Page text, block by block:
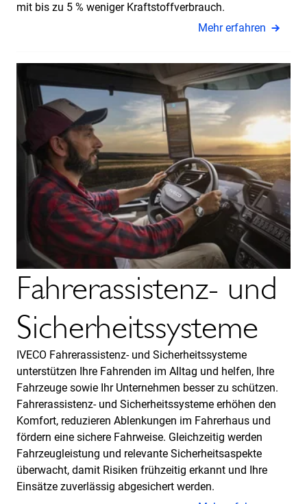
mit bis zu 5 % weniger Kraftstoffverbrauch.
Mehr erfahren
Fahrerassistenz- und
Sicherheitssysteme
IVECO Fahrerassistenz- und Sicherheitssysteme
unterstützen Ihre Fahrenden im Alltag und helfen, Ihre
Fahrzeuge sowie Ihr Unternehmen besser zu schützen.
Fahrerassistenz- und Sicherheitssysteme erhöhen den
Komfort, reduzieren Ablenkungen im Fahrerhaus und
fördern eine sichere Fahrweise. Gleichzeitig werden
Fahrzeugleistung und relevante Sicherheitsaspekte
überwacht, damit Risiken frühzeitig erkannt und Ihre
Einsätze zuverlässig abgesichert werden.